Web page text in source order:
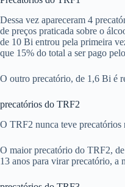
Dessa vez apareceram 4
de preços praticada sobre o
de 10 Bi entrou pela primeira
que 15% do total a ser pago
O outro precatório, de 1,6 Bi é
precatórios do TRF2
O TRF2 nunca teve precatórios
O maior precatório do TRF2,
13 anos para virar precatório, a